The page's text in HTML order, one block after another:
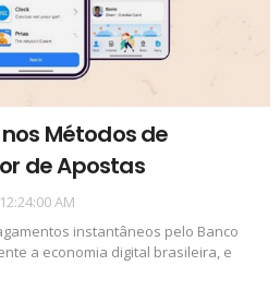
Métodos de
de Apostas
AM
instantâneos pelo Banco
a economia digital brasileira, e